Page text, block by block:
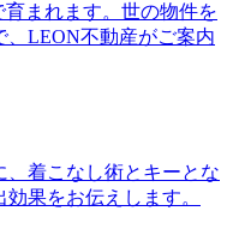
まれます。世の物件を
、LEON不動産がご案内
、着こなし術とキーとな
果をお伝えします。